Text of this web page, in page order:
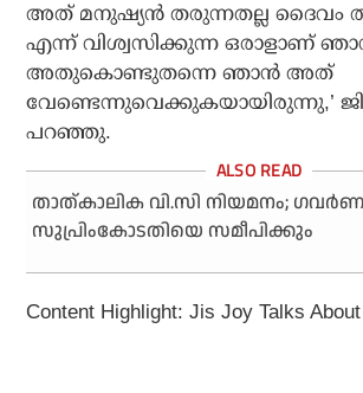
അത് മനുഷ്യന്‍ തരുന്നതല്ല ദൈവം
എന്ന് വിശ്വസിക്കുന്ന ഒരാളാണ്
അതുകൊണ്ടുതന്നെ ഞാന്‍ അത്
വേണ്ടെന്നുവെക്കുകയായിരുന്നു,’
പറഞ്ഞു.
താത്കാലിക വി.സി നിയമനം;
സുപ്രിംകോടതിയെ സമീപിക്കും
Content Highlight: Jis Joy Talks